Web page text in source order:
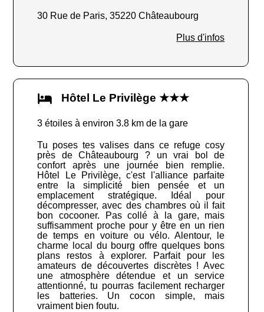
30 Rue de Paris, 35220 Châteaubourg
Plus d'infos
Hôtel Le Privilège ★★★
3 étoiles à environ 3.8 km de la gare
Tu poses tes valises dans ce refuge cosy
près de Châteaubourg ? un vrai bol de
confort après une journée bien remplie.
Hôtel Le Privilège, c'est l'alliance parfaite
entre la simplicité bien pensée et un
emplacement stratégique. Idéal pour
décompresser, avec des chambres où il fait
bon cocooner. Pas collé à la gare, mais
suffisamment proche pour y être en un rien
de temps en voiture ou vélo. Alentour, le
charme local du bourg offre quelques bons
plans restos à explorer. Parfait pour les
amateurs de découvertes discrètes ! Avec
une atmosphère détendue et un service
attentionné, tu pourras facilement recharger
les batteries. Un cocon simple, mais
vraiment bien foutu.